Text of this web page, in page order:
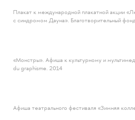
Плакат к международной плакатной акции
с синдромом Дауна». Благотворительный
«Монстры». Афиша к культурному и
du graphisme. 2014
Афиша театрального фестиваля «Зимняя